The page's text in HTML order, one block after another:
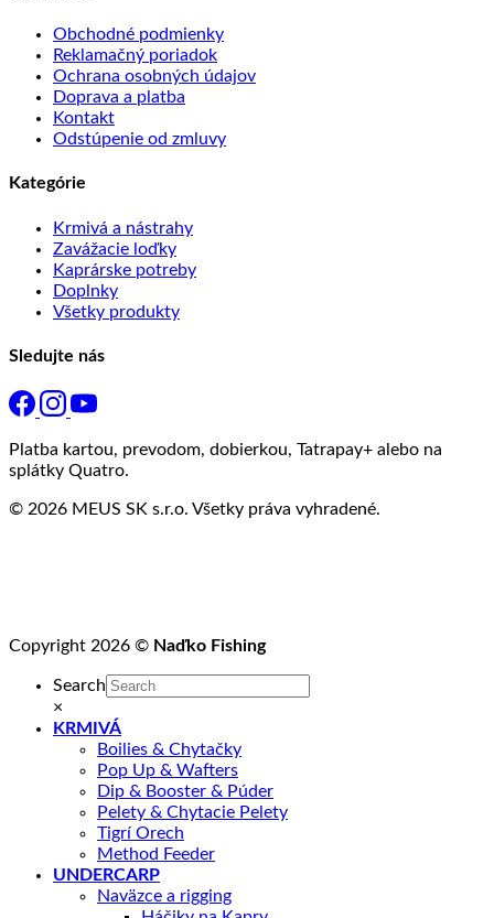
Obchodné podmienky
Reklamačný poriadok
Ochrana osobných údajov
Doprava a platba
Kontakt
Odstúpenie od zmluvy
Kategórie
Krmivá a nástrahy
Zavážacie loďky
Kaprárske potreby
Doplnky
Všetky produkty
Sledujte nás
Platba kartou, prevodom, dobierkou, Tatrapay+ alebo na
splátky Quatro.
© 2026 MEUS SK s.r.o. Všetky práva vyhradené.
Copyright 2026 © Naďko Fishing
Search
×
KRMIVÁ
Boilies & Chytačky
Pop Up & Wafters
Dip & Booster & Púder
Pelety & Chytacie Pelety
Tigrí Orech
Method Feeder
UNDERCARP
Naväzce a rigging